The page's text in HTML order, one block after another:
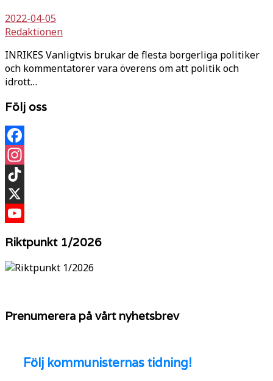
2022-04-05
Redaktionen
INRIKES Vanligtvis brukar de flesta borgerliga politiker
och kommentatorer vara överens om att politik och
idrott…
Följ oss
Facebook
Instagram
TikTok
X
Riktpunkt 1/2026
Prenumerera på vårt nyhetsbrev
Följ kommunisternas tidning!